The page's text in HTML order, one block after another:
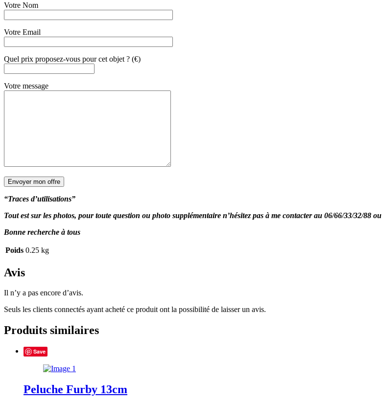
Votre Nom
Votre Email
Quel prix proposez-vous pour cet objet ? (€)
Votre message
“Traces d’utilisations”
Tout est sur les photos, pour toute question ou photo supplémentaire n’hésitez pas à me contacter au 06/66/33/32/88
Bonne recherche à tous
Poids 0.25 kg
Avis
Il n’y a pas encore d’avis.
Seuls les clients connectés ayant acheté ce produit ont la possibilité de laisser un avis.
Produits similaires
Save
Peluche Furby 13cm